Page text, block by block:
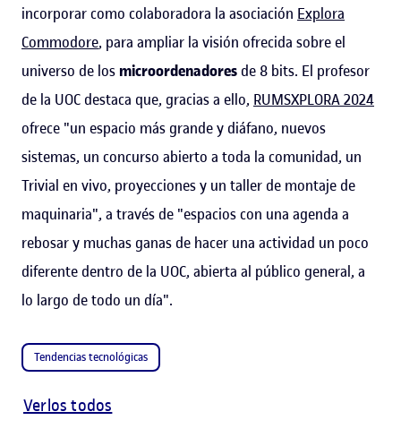
incorporar como colaboradora la asociación Explora
Commodore, para ampliar la visión ofrecida sobre el
universo de los microordenadores de 8 bits. El profesor
de la UOC destaca que, gracias a ello, RUMSXPLORA 2024
ofrece "un espacio más grande y diáfano, nuevos
sistemas, un concurso abierto a toda la comunidad, un
Trivial en vivo, proyecciones y un taller de montaje de
maquinaria", a través de "espacios con una agenda a
rebosar y muchas ganas de hacer una actividad un poco
diferente dentro de la UOC, abierta al público general, a
lo largo de todo un día".
Tendencias tecnológicas
Verlos todos